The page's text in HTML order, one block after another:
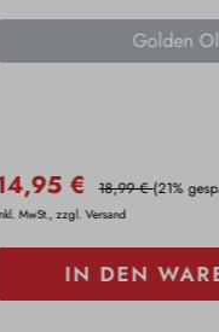
Golden
€ 18,99 €(21%
MwSt., zzgl. Versand
IN DEN